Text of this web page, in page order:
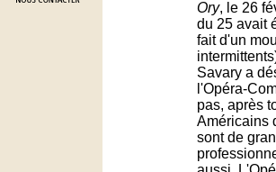
Ory, le 26
du 25 avait
fait d'un
Savary a
l'Opéra-
pas, après
Américains
sont de